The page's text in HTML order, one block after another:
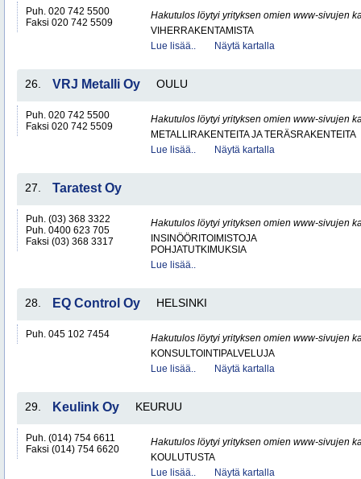
Puh. 020 742 5500
Faksi 020 742 5509
Hakutulos löytyi yrityksen omien www-sivujen
VIHERRAKENTAMISTA
Lue lisää..
Näytä kartalla
26. VRJ Metalli Oy OULU
Puh. 020 742 5500
Faksi 020 742 5509
Hakutulos löytyi yrityksen omien www-sivujen
METALLIRAKENTEITA JA TERÄSRAKENTEITA
Lue lisää..
Näytä kartalla
27. Taratest Oy
Puh. (03) 368 3322
Puh. 0400 623 705
Faksi (03) 368 3317
Hakutulos löytyi yrityksen omien www-sivujen
INSINÖÖRITOIMISTOJA
POHJATUTKIMUKSIA
Lue lisää..
28. EQ Control Oy HELSINKI
Puh. 045 102 7454
Hakutulos löytyi yrityksen omien www-sivujen
KONSULTOINTIPALVELUJA
Lue lisää..
Näytä kartalla
29. Keulink Oy KEURUU
Puh. (014) 754 6611
Faksi (014) 754 6620
Hakutulos löytyi yrityksen omien www-sivujen
KOULUTUSTA
Lue lisää..
Näytä kartalla